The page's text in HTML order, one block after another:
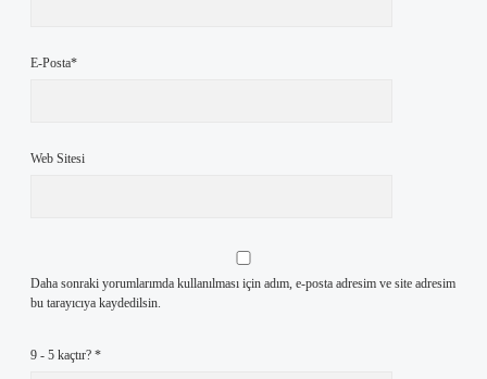
E-Posta*
Web Sitesi
Daha sonraki yorumlarımda kullanılması için adım, e-posta adresim ve site adresim
bu tarayıcıya kaydedilsin.
9 - 5 kaçtır? *